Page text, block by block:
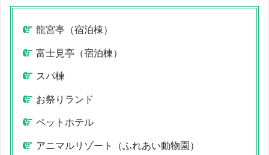
龍宮亭（宿泊棟）
富士見亭（宿泊棟）
スパ棟
お祭りランド
ペットホテル
アニマルリゾート（ふれあい動物園）